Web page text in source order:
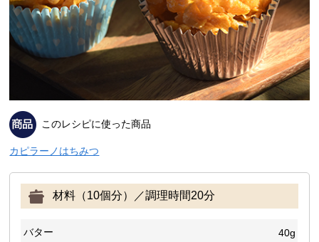
このレシピに使った商品
カピラーノはちみつ
材料（10個分）／調理時間20分
バター 40g